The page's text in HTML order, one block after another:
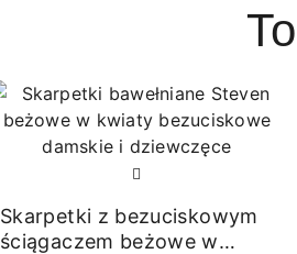
Skarpetki z bezuciskowym
ściągaczem beżowe w